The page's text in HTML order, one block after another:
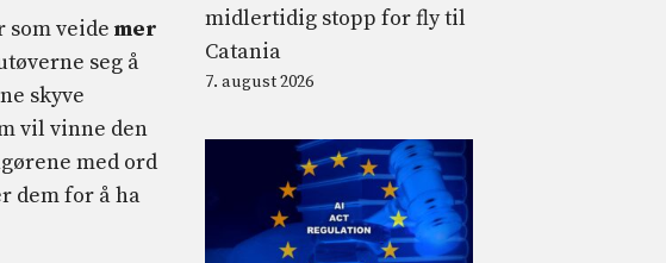
veide mer
seg å
skyve
vil vinne den
med ord
dem for å ha
midlertidig stopp for fly til
Catania
7. august 2026